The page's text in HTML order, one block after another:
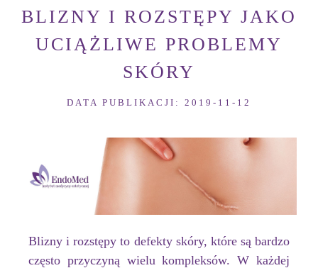
BLIZNY I ROZSTĘPY JAKO
UCIĄŻLIWE PROBLEMY
SKÓRY
DATA PUBLIKACJI: 2019-11-12
Blizny i rozstępy to defekty skóry, które są bardzo
często przyczyną wielu kompleksów. W każdej